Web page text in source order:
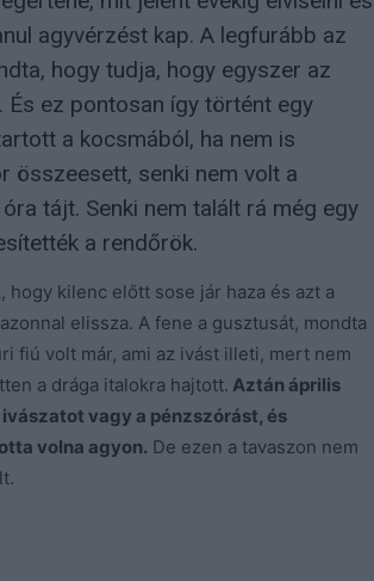
agyvérzést kap. A legfurább az
hogy tudja, hogy egyszer az
És ez pontosan így történt egy
a kocsmából, ha nem is
összeesett, senki nem volt a
tájt. Senki nem talált rá még egy
a rendőrök.
kilenc előtt sose jár haza és azt a
elissza. A fene a gusztusát, mondta
fiú volt már, ami az ivást illeti, mert nem
a drága italokra hajtott. Aztán április
vagy a pénzszórást, és
volna agyon. De ezen a tavaszon nem